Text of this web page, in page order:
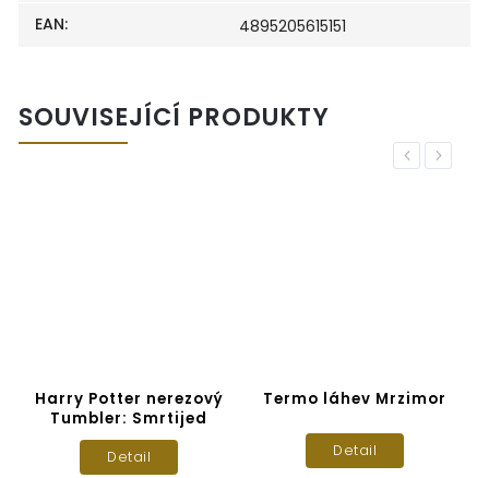
EAN: 4895205615151
SOUVISEJÍCÍ PRODUKTY
Previous
Harry Potter nerezový
Tumbler: Smrtijed
Detail
Termo láhev Mrzimor
Detail
Next